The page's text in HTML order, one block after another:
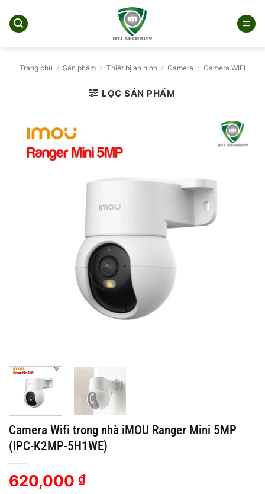
qua
Trang chủ / Sản phẩm / Thiết bị an ninh / Camera / Camera WIFI
LỌC SẢN PHẨM
Camera Wifi trong nhà iMOU Ranger Mini 5MP
(IPC-K2MP-5H1WE)
620,000 ₫